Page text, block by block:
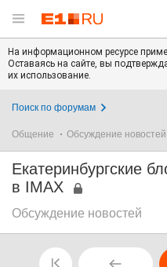
На информационном ресурсе
Оставаясь на сайте, вы
их использование.
Поиск по форумам
Общение Обсуждение новостей
Екатеринбургские
в IMAX
Обсуждение новостей